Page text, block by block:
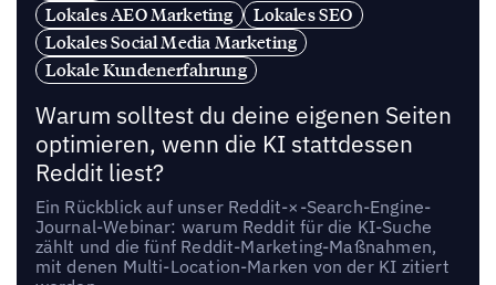
Lokales AEO Marketing
Lokales SEO
Lokales Social Media Marketing
Lokale Kundenerfahrung
Warum solltest du deine eigenen Seiten
optimieren, wenn die KI stattdessen
Reddit liest?
Ein Rückblick auf unser Reddit-×-Search-Engine-
Journal-Webinar: warum Reddit für die KI-Suche
zählt und die fünf Reddit-Marketing-Maßnahmen,
mit denen Multi-Location-Marken von der KI zitiert